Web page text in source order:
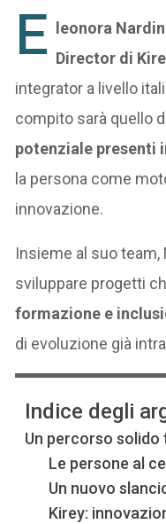
E
leonora
Director di
integrator a livello
compito sarà quello
potenziale presenti
la persona come
innovazione.
Insieme al suo team,
sviluppare progetti
formazione e
di evoluzione già
Indice degli
Un percorso solido
Le persone al
Un nuovo
Kirey: